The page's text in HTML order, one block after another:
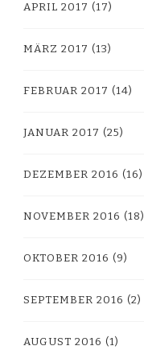
APRIL 2017 (17)
MÄRZ 2017 (13)
FEBRUAR 2017 (14)
JANUAR 2017 (25)
DEZEMBER 2016 (16)
NOVEMBER 2016 (18)
OKTOBER 2016 (9)
SEPTEMBER 2016 (2)
AUGUST 2016 (1)